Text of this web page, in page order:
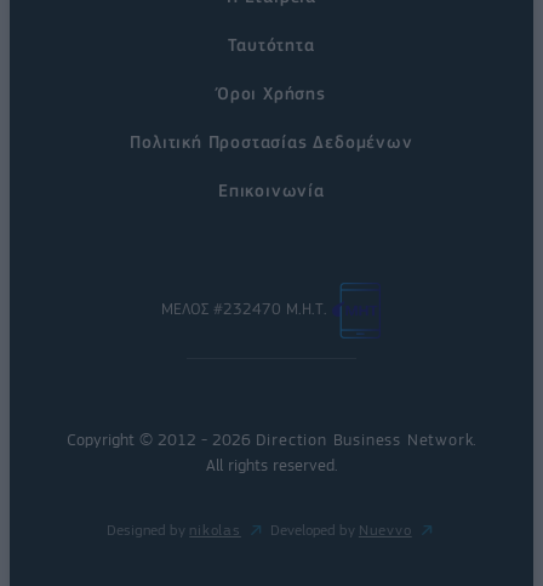
Ταυτότητα
Όροι Χρήσης
Πολιτική Προστασίας Δεδομένων
Επικοινωνία
ΜΕΛΟΣ #232470 Μ.Η.Τ.
Copyright © 2012 - 2026 Direction Business Network
All rights reserved.
Designed by nikolas Developed by Nuevvo